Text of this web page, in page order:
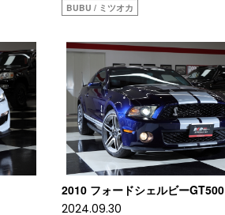
BUBU / ミツオカ
2010 フォードシェルビーGT500
2024.09.30